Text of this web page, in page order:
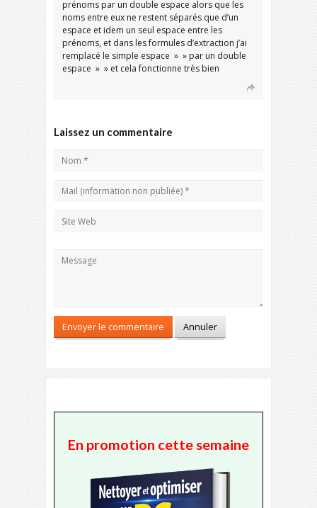
prénoms par un double espace alors que les
noms entre eux ne restent séparés que d’un
espace et idem un seul espace entre les
prénoms, et dans les formules d’extraction j’ai
remplacé le simple espace » » par un double
espace » » et cela fonctionne très bien
Laissez un commentaire
En promotion cette semaine